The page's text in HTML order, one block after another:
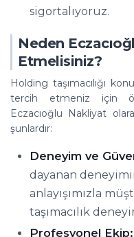
sigortalıyoruz.
Neden
Etmelisiniz?
Holding taşımacılığı
tercih etmeniz için
Eczacıoğlu Nakliyat
şunlardır:
Deneyim ve
dayanan
anlayışımızla
taşımacılık
Profesyonel Ekip: